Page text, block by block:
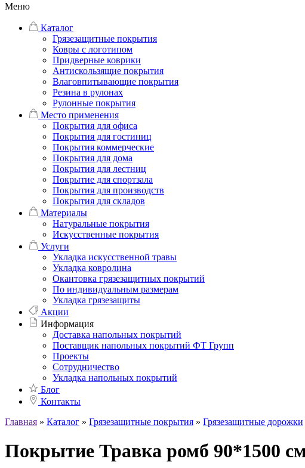
Меню
Каталог
Грязезащитные покрытия
Ковры с логотипом
Придверные коврики
Антискользящие покрытия
Влаговпитывающие покрытия
Резина в рулонах
Рулонные покрытия
Место применения
Покрытия для офиса
Покрытия для гостиниц
Покрытия коммерческие
Покрытия для дома
Покрытия для лестниц
Покрытие для спортзала
Покрытия для производств
Покрытия для складов
Материалы
Натуральные покрытия
Искусственные покрытия
Услуги
Укладка искусственной травы
Укладка ковролина
Окантовка грязезащитных покрытий
По индивидуальным размерам
Укладка грязезащиты
Акции
Информация
Доставка напольных покрытий
Поставщик напольных покрытий ФТ Групп
Проекты
Сотрудничество
Укладка напольных покрытий
Блог
Контакты
Главная » Каталог » Грязезащитные покрытия » Грязезащитные дорожки
Покрытие Травка ромб 90*1500